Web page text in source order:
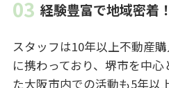
経験豊富で地域密着！
スタッフは10年以上不動産購
に携わっており、堺市を中心
た大阪市内での活動も5年以